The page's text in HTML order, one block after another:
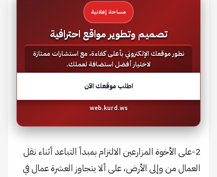
مساحة إعلانية
تصميم وتطوير مواقع احترافية
نطور موقعك الإلكتروني بأعلى كفاءة، مع استشارات ممتازة
لاختيار أفضل استضافة لعملك.
اطلب موقعك الآن
web.kurd.ws
2-على الأخوة المزارعين الالتزام بمبدأ التباعد أثناء نقل
العمال من وإلى الأرض، على ألا يتجاوز العشرة عمال في